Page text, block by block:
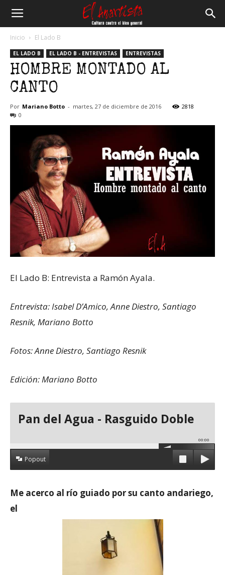
Anartista
Inicio El Lado B
EL LADO B EL LADO B - ENTREVISTAS ENTREVISTAS
HOMBRE MONTADO AL
CANTO
Por Mariano Botto - martes, 27 de diciembre de 2016
2818
0
El Lado B: Entrevista a Ramón Ayala.
Entrevista: Isabel D’Amico, Anne Diestro, Santiago
Resnik, Mariano Botto
Fotos: Anne Diestro, Santiago Resnik
Edición: Mariano Botto
Pan del Agua - Rasguido Doble
00:00
Popout
Me acerco al río guiado por su canto andariego,
el